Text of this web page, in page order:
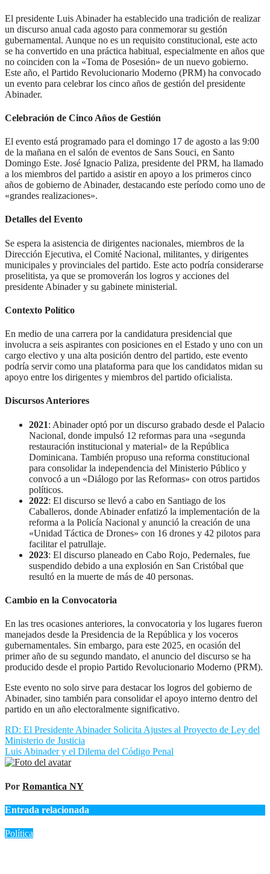
El presidente Luis Abinader ha establecido una tradición de realizar
un discurso anual cada agosto para conmemorar su gestión
gubernamental. Aunque no es un requisito constitucional, este acto
se ha convertido en una práctica habitual, especialmente en años que
no coinciden con la «Toma de Posesión» de un nuevo gobierno.
Este año, el Partido Revolucionario Moderno (PRM) ha convocado
un evento para celebrar los cinco años de gestión del presidente
Abinader.
Celebración de Cinco Años de Gestión
El evento está programado para el domingo 17 de agosto a las 9:00
de la mañana en el salón de eventos de Sans Souci, en Santo
Domingo Este. José Ignacio Paliza, presidente del PRM, ha llamado
a los miembros del partido a asistir en apoyo a los primeros cinco
años de gobierno de Abinader, destacando este período como uno de
«grandes realizaciones».
Detalles del Evento
Se espera la asistencia de dirigentes nacionales, miembros de la
Dirección Ejecutiva, el Comité Nacional, militantes, y dirigentes
municipales y provinciales del partido. Este acto podría considerarse
proselitista, ya que se promoverán los logros y acciones del
presidente Abinader y su gabinete ministerial.
Contexto Político
En medio de una carrera por la candidatura presidencial que
involucra a seis aspirantes con posiciones en el Estado y uno con un
cargo electivo y una alta posición dentro del partido, este evento
podría servir como una plataforma para que los candidatos midan su
apoyo entre los dirigentes y miembros del partido oficialista.
Discursos Anteriores
2021: Abinader optó por un discurso grabado desde el Palacio
Nacional, donde impulsó 12 reformas para una «segunda
restauración institucional y material» de la República
Dominicana. También propuso una reforma constitucional
para consolidar la independencia del Ministerio Público y
convocó a un «Diálogo por las Reformas» con otros partidos
políticos.
2022: El discurso se llevó a cabo en Santiago de los
Caballeros, donde Abinader enfatizó la implementación de la
reforma a la Policía Nacional y anunció la creación de una
«Unidad Táctica de Drones» con 16 drones y 42 pilotos para
facilitar el patrullaje.
2023: El discurso planeado en Cabo Rojo, Pedernales, fue
suspendido debido a una explosión en San Cristóbal que
resultó en la muerte de más de 40 personas.
Cambio en la Convocatoria
En las tres ocasiones anteriores, la convocatoria y los lugares fueron
manejados desde la Presidencia de la República y los voceros
gubernamentales. Sin embargo, para este 2025, en ocasión del
primer año de su segundo mandato, el anuncio del discurso se ha
producido desde el propio Partido Revolucionario Moderno (PRM).
Este evento no solo sirve para destacar los logros del gobierno de
Abinader, sino también para consolidar el apoyo interno dentro del
partido en un año electoralmente significativo.
Navegación
de
entradas
RD: El Presidente Abinader Solicita Ajustes al Proyecto de Ley del
Ministerio de Justicia
Luis Abinader y el Dilema del Código Penal
Por Romantica NY
Entrada relacionada
Política